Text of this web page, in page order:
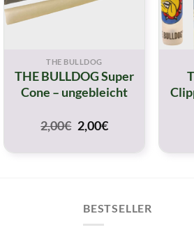
THE BULLDOG
THE BULLDOG Super
Cone – ungebleicht
2,00€ Original
price
2,00€Current
BESTSELLER